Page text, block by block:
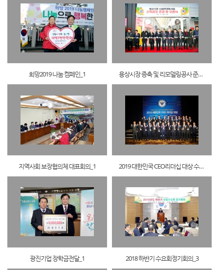
희망2019 나눔 켐페인_1 용상시장 증축 및 리모델링공사 준공_1
지역사회 보장협의체 대표회의_1 2019 대한민국 CEO리더십 대상 수상_60
광진기업 장학금전달_1 2018 하반기 수요회정기회의_3